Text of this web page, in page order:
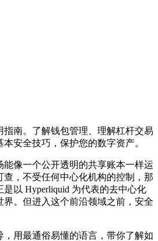
指南。了解钱包管理、理解杠杆交易
安全技巧，保护您的数字资产。
像一个公开透明的共享账本一样运
，不受任何中心化机构的控制，那
是以 Hyperliquid 为代表的去中心化
。但进入这个前沿领域之前，安全
用最通俗易懂的语言，带你了解如